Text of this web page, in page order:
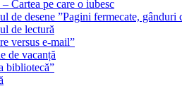
Cartea pe care o iubesc
de desene ”Pagini fermecate, gânduri
de lectură
versus e-mail”
de vacanță
bibliotecă”